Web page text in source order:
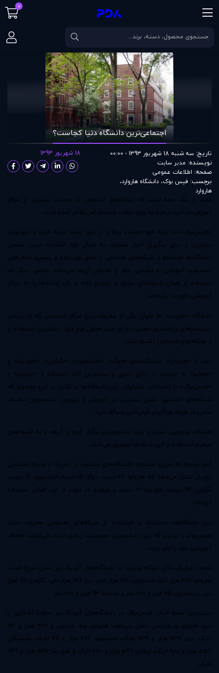
صفحه اصلی مقالات اجتماعی‌ترین دانشگاه دنیا کجاست؟
اجتماعی‌ترین دانشگاه دنیا کجاست؟
تاریخ: سه شنبه 18 شهریور 1393 - 00:00
نویسنده: مدير سايت
صفحه: اطلاعات عمومی
برچسب: فیس بوک، دانشگاه هاروارد،
هاروارد
18 شهریور 1393
کمتر از یک دهه است که رسانه‌های اجتماعی در خدمت بسیاری از مراکز
آموزش در سراسر دنیا به ویژه ایالات متحده آمریکا در آمده است.
«فیس‌بوک» به نوبه خود خدمات زیادی در این راستا عرضه کرده و «توییتر»
بسیاری را برای پیگیری اخبار مختلف به دنبال خود کشانده است. بعضی
دانشگاه‌ها استفاده از شبکه‌های اجتماعی را محور قرار داده و پیشبرد هدف‌های
تحصیلی‌، آموزشی و تبلیغی خود را مدیون آن‌ها می‌دانند. بعضی دیگر اما
استفاده از همان شیوه‌های سابق را ترجیح داده و پای رسانه‌ها را به مراکز
آموزشی خود باز نکرده‌اند.
دانشگاه «هاروارد» به عنوان یکی از معروف‌ترین مراکز تحصیلی که در بیشتر
سیستم‌های رتبه‌بندی معتبر دنیا در صدر جدول قرار دارد. بیشترین استفاده را
از شبکه‌های اجتماعی داشته است.
بعد از «هاروارد»، دانشگاه‌های «دوک»، «استنفورد»، «تگزاس»، «فلوریدا» و
«اوهایو» به ترتیب در بالای جدول و بیشترین آمار استفاده از «توییتر» و
«فیس‌بوک» را داشته‌اند. مسئولان این دانشگاه‌ها با تاکید بر این موضوع که
شبکه‌های اجتماعی نقش بسزایی در آموزش و پرورش دانشجویان داشته‌،
سعی در هرچه فراگیرتر کردن این مسأله دارند.
جلسات توجیهی بسیاری برای دانشجویان برگزار کرده و آن‌ها را به شیوه‌های
صحیح استفاده از این شبکه‌ها تشویق می‌کنند.
آمار مربوط به میزان استفاده دانشگاه‌های مختلف در آمریکا از شبکه اجتماعی
توئیتر نشان می‌دهد که هاروارد 29 درصد، دوک 19 درصد، استنفورد 16 درصد،
تگزاس 14 درصد، فلوریدا 12 درصد و اوهایو 10 درصد از این امکان استفاده
کرده‌اند.
این دانشگاه‌ها معتقدند با استفاده از شبکه‌های اجتماعی معروف مانند
فیس‌بوک و توئیتر که بین دانشجویان محبوبیت زیادی دارند، می‌توانند اهداف
آموزشی خود را جلو ببرند.
تعداد دنبال‌کنندگان شبکه توئیتر در دانشگاه‌های آمریکا نیز بدین شرح است:
هاروارد 351 هزار نفر، استنفورد 198 هزار نفر، ییل 129 هزار نفر، تگزاس 112 هزار
نفر، پرینستون 95 هزار و 200 نفر و ایندیانا 94 هزار و 300 نفر.
بیشترین تعداد لایک فیس‌بوک در دانشگاه‌های آمریکا نیز تفاوت آشکاری را
بین هاروارد و رقبایش نشان می‌دهد: هاروارد سه میلیون و 220 هزار و 112
لایک، ییل 832 هزار و 736 لایک، استنفورد 676 هزار و 711 لایک، میشیگان
557 هزار و 980 لایک، اوهایو 549 هزار و 620 لایک و فلوریدا 543 هزار و 749
لایک.
0